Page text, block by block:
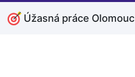
Úžasná práce Olomouc